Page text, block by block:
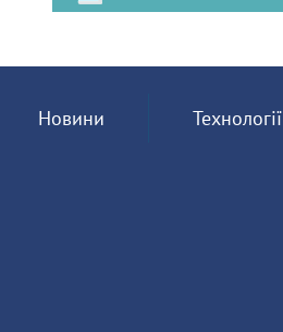
Новини Технології